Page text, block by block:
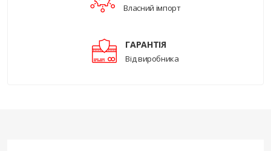
Власний імпорт
ГАРАНТІЯ
Від виробника